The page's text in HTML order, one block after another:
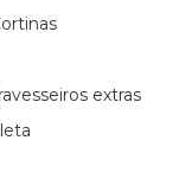
extras